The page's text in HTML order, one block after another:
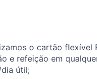
o cartão flexível
e refeição em
útil;